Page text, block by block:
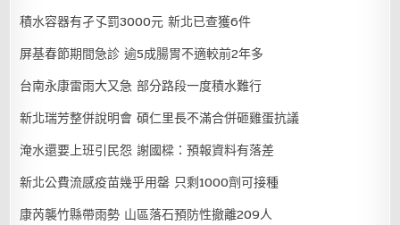
積水容器有孑孓罰3000元 新北已查獲6件
屏基春節期間急診 逾5成腸胃不適較前2年多
台南永康雷雨大又急 部分路段一度積水難行
新北瑞芳整併說明會 碩仁里長不滿合併砸雞蛋抗議
淹水還要上班引民怨 謝國樑：預報資料有落差
新北公費流感疫苗幾乎用罄 只剩1000劑可接種
康芮襲竹縣帶雨勢 山區落石預防性撤離209人